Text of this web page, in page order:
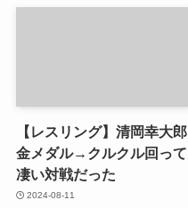
【レスリング】清岡幸大郎
金メダル→クルクル回って
凄い対戦だった
2024-08-11